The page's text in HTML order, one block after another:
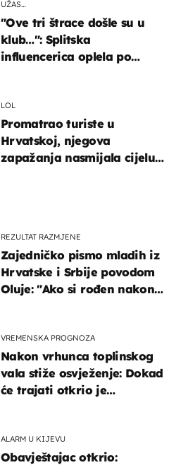
REZULTAT RAZMJENE
Zajedničko pismo mladih iz
Hrvatske i Srbije povodom
Oluje: "Ako si rođen nakon
VREMENSKA PROGNOZA
Nakon vrhunca toplinskog
vala stiže osvježenje: Dokad
će trajati otkrio je
ALARM U KIJEVU
Obavještajac otkrio:
UŽAS…
"Ove tri štrace došle su u
klub…": Splitska
influencerica oplela po
LOL
Promatrao turiste u
Hrvatskoj, njegova
zapažanja nasmijala cijelu